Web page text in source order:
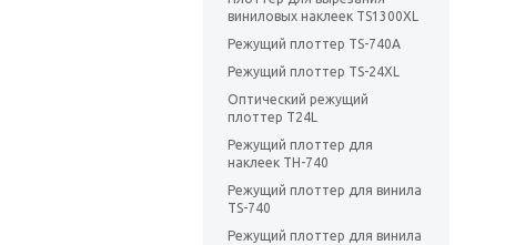
виниловых наклеек TS1300XL
Режущий плоттер TS-740A
Режущий плоттер TS-24XL
Оптический режущий
плоттер T24L
Режущий плоттер для
наклеек TH-740
Режущий плоттер для винила
TS-740
Режущий плоттер для винила